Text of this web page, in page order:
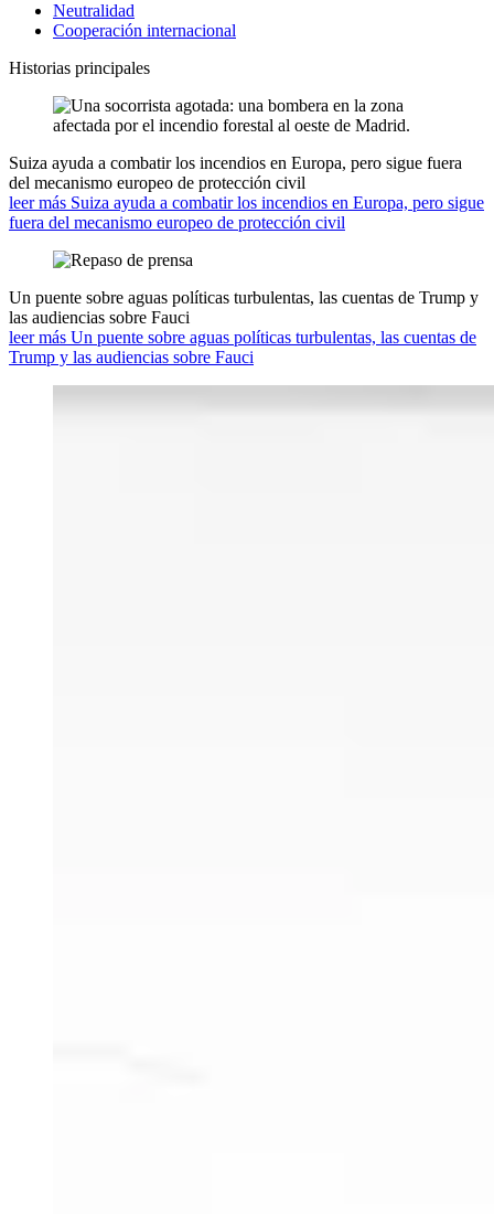
Neutralidad
Cooperación internacional
Historias principales
Suiza ayuda a combatir los incendios en Europa, pero sigue fuera
del mecanismo europeo de protección civil
leer más Suiza ayuda a combatir los incendios en Europa, pero sigue
fuera del mecanismo europeo de protección civil
Un puente sobre aguas políticas turbulentas, las cuentas de Trump y
las audiencias sobre Fauci
leer más Un puente sobre aguas políticas turbulentas, las cuentas de
Trump y las audiencias sobre Fauci